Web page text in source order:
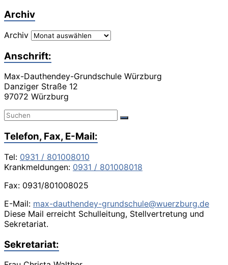
Archiv
Archiv
Anschrift:
Max-Dauthendey-Grundschule Würzburg
Danziger Straße 12
97072 Würzburg
Telefon, Fax, E-Mail:
Tel: 0931 / 801008010
Krankmeldungen: 0931 / 801008018
Fax: 0931/801008025
E-Mail: max-dauthendey-grundschule@wuerzburg.de
Diese Mail erreicht Schulleitung, Stellvertretung und
Sekretariat.
Sekretariat: